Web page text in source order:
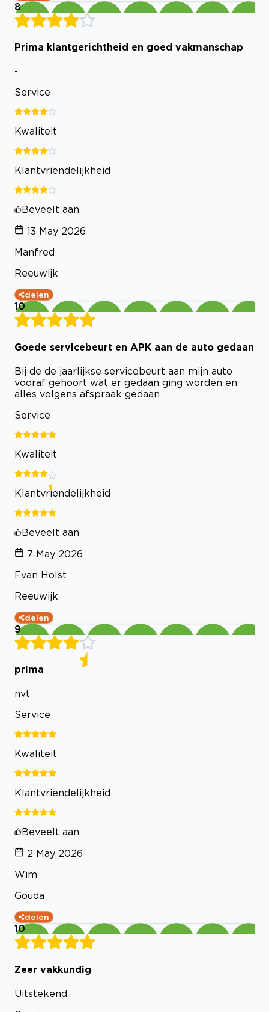
8
Prima klantgerichtheid en goed vakmanschap
-
Service
Kwaliteit
Klantvriendelijkheid
Beveelt aan
13 May 2026
Manfred
Reeuwijk
delen
10
Goede servicebeurt en APK aan de auto gedaan
Bij de de jaarlijkse servicebeurt aan mijn auto
vooraf gehoort wat er gedaan ging worden en
alles volgens afspraak gedaan
Service
Kwaliteit
Klantvriendelijkheid
Beveelt aan
7 May 2026
F.van Holst
Reeuwijk
delen
9
prima
nvt
Service
Kwaliteit
Klantvriendelijkheid
Beveelt aan
2 May 2026
Wim
Gouda
delen
10
Zeer vakkundig
Uitstekend